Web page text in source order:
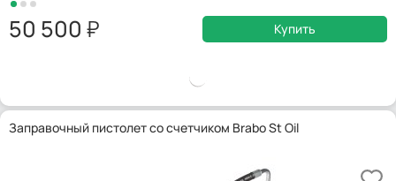
50 500 Купить
Заправочный пистолет со счетчиком Brabo St Oil